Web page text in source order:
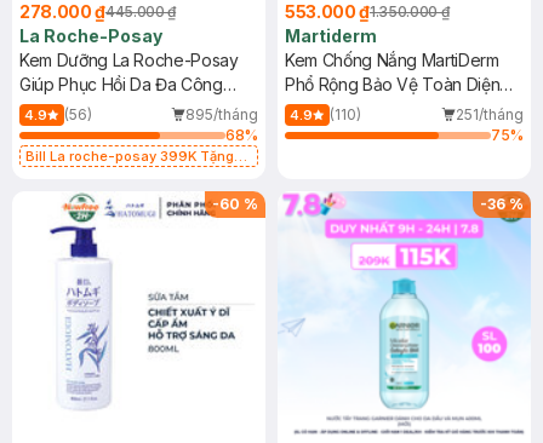
278.000 ₫445.000 ₫
La Roche-Posay
Kem Dưỡng La Roche-Posay
Giúp Phục Hồi Da Đa Công
Dụng 40ml
4.9 (56)
895/tháng
68%
Bill La roche-posay 399K Tặng
(SL có hạn)
553.000 ₫1.350.000 ₫
Martiderm
Kem Chống Nắng MartiDerm
Phổ Rộng Bảo Vệ Toàn Diện
40ml
4.9 (110)
251/tháng
75%
-60 % -36%